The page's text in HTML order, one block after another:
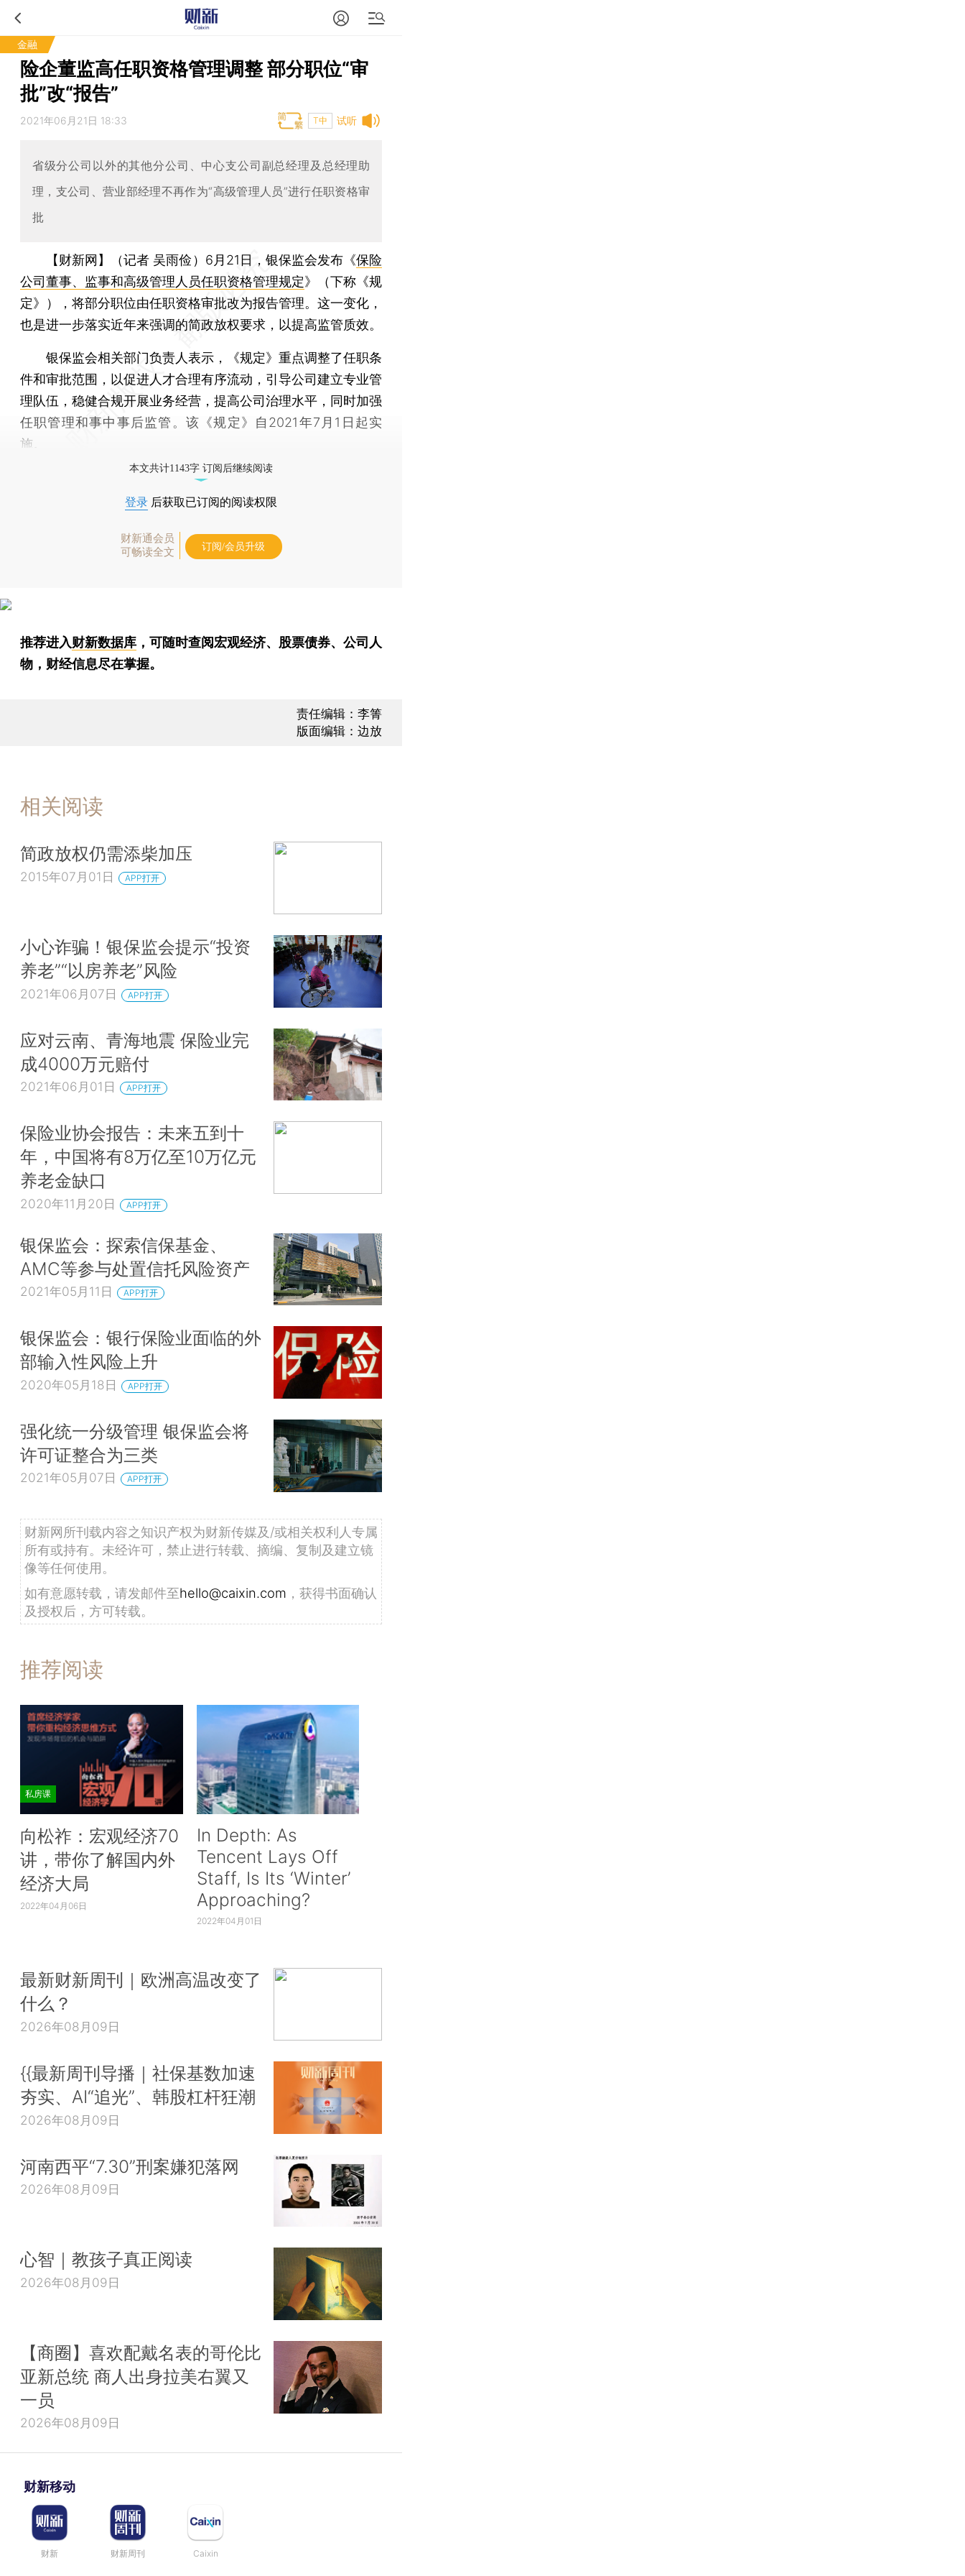
金融
险企董监高任职资格管理调整 部分职位“审
批”改“报告”
试听
2021年06月21日 18:33 T中
省级分公司以外的其他分公司、中心支公司副总经理及总经理助
理，支公司、营业部经理不再作为“高级管理人员”进行任职资格审
批
【财新网】（记者 吴雨俭） 6月21日，银保监会发布《保险
公司董事、监事和高级管理人员任职资格管理规定》（下称《规
定》），将部分职位由任职资格审批改为报告管理。这一变化，
也是进一步落实近年来强调的简政放权要求，以提高监管质效。
银保监会相关部门负责人表示，《规定》重点调整了任职条
件和审批范围，以促进人才合理有序流动，引导公司建立专业管
理队伍，稳健合规开展业务经营，提高公司治理水平，同时加强
任职管理和事中事后监管。该《规定》自2021年7月1日起实
施。
本文共计1143字 订阅后继续阅读
登录 后获取已订阅的阅读权限
财新通会员
可畅读全文
订阅/会员升级
推荐进入财新数据库 ，可随时查阅宏观经济、股票债券、公司人
物，财经信息尽在掌握。
责任编辑：李箐
版面编辑：边放
相关阅读
简政放权仍需添柴加压
2015年07月01日 APP打开
小心诈骗！银保监会提示“投资
养老”“以房养老”风险
2021年06月07日 APP打开
应对云南、青海地震 保险业完
成4000万元赔付
2021年06月01日 APP打开
保险业协会报告：未来五到十
年，中国将有8万亿至10万亿元
养老金缺口
2020年11月20日 APP打开
银保监会：探索信保基金、
AMC等参与处置信托风险资产
2021年05月11日 APP打开
银保监会：银行保险业面临的外
部输入性风险上升
2020年05月18日 APP打开
强化统一分级管理 银保监会将
许可证整合为三类
2021年05月07日 APP打开
财新网所刊载内容之知识产权为财新传媒及/或相关权利人专属
所有或持有。未经许可，禁止进行转载、摘编、复制及建立镜
像等任何使用。
如有意愿转载，请发邮件至hello@caixin.com ，获得书面确认
及授权后，方可转载。
推荐阅读
私房课
向松祚：宏观经济70
讲，带你了解国内外
经济大局
2022年04月06日
In Depth: As
Tencent Lays Off
Staff, Is Its ‘Winter’
Approaching?
2022年04月01日
最新财新周刊｜欧洲高温改变了
什么？
2026年08月09日
{{最新周刊导播｜社保基数加速
夯实、AI“追光”、韩股杠杆狂潮
2026年08月09日
河南西平“7.30”刑案嫌犯落网
2026年08月09日
心智｜教孩子真正阅读
2026年08月09日
【商圈】喜欢配戴名表的哥伦比
亚新总统 商人出身拉美右翼又
一员
2026年08月09日
财新移动
财新 财新周刊 Caixin